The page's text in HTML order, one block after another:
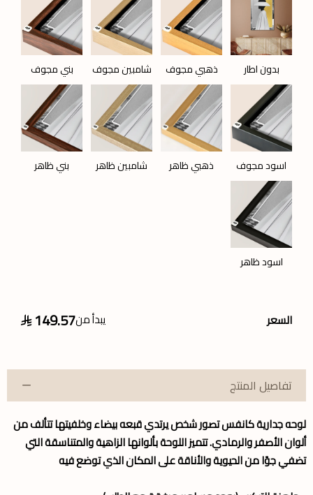
بدون اطار ذهبي مجوف شامبين مجوف بني مجوف
اسود مجوف ذهبي ظاهر شامبين ظاهر بني ظاهر
اسود ظاهر
السعر يبدأ من149.57
تفاصيل المنتج
لوحه جدارية كانفس تصور شخص يرتدي قبعه بيضاء وخلفيتها تتألف من
ألوان الأصفر والرمادي. تتميز اللوحة بألوانها الزاهية والمتناسقة التي
تضفي جوًا من الحيوية والأناقة على المكان الذي توضع فيه